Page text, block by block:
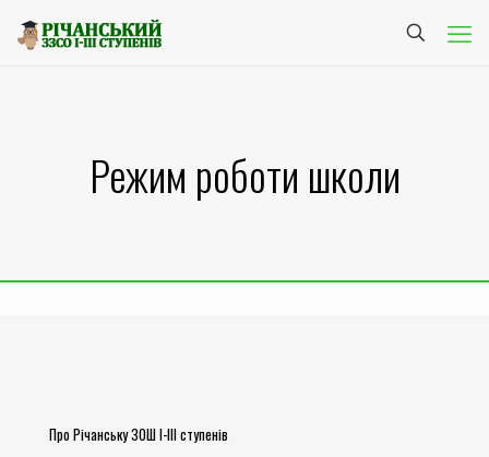
Режим роботи школи
Про Річанську ЗОШ І-ІІІ ступенів